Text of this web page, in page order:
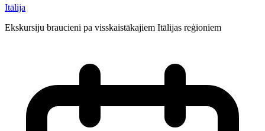
Itālija
Ekskursiju braucieni pa visskaistākajiem Itālijas reģioniem